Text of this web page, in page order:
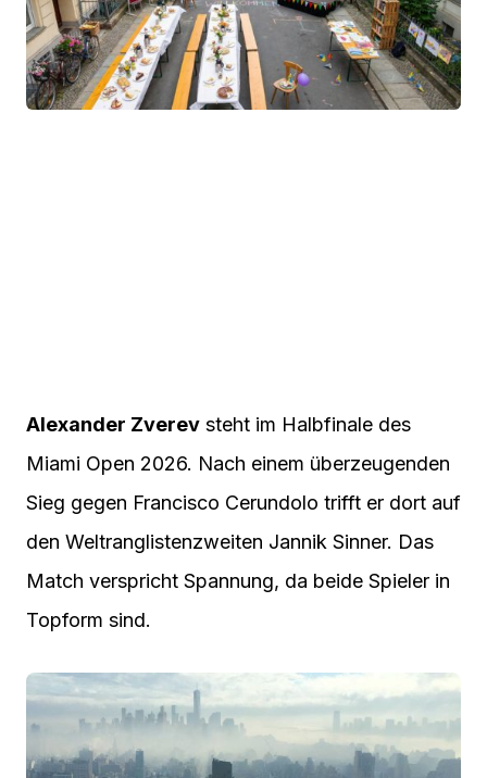
Alexander Zverev steht im Halbfinale des
Miami Open 2026. Nach einem überzeugenden
Sieg gegen Francisco Cerundolo trifft er dort auf
den Weltranglistenzweiten Jannik Sinner. Das
Match verspricht Spannung, da beide Spieler in
Topform sind.